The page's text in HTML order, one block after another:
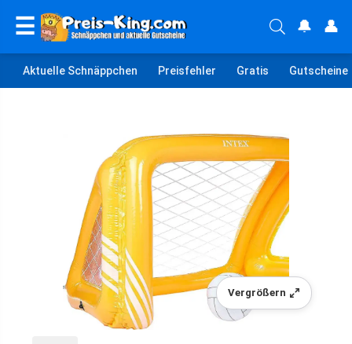
☰ 🔔 👤
Aktuelle Schnäppchen Preisfehler Gratis Gutscheine
Vergrößern